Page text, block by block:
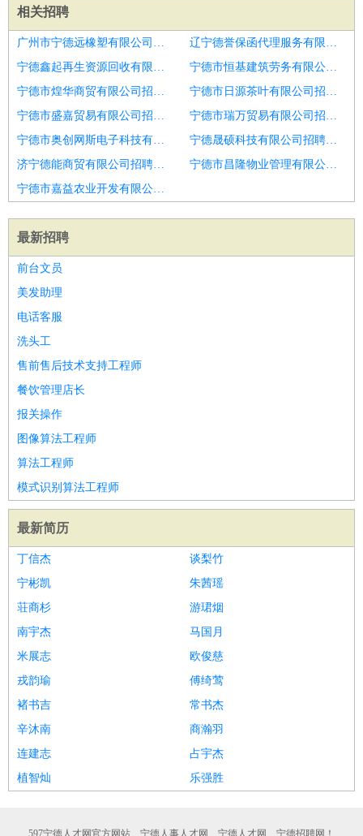
相关招聘
广州市宁德远橡塑有限公司招聘美发助理
辽宁德誉保函代理服务有限公司招聘美发助理
宁德鑫起再生资源回收有限公司招聘美发助理
宁德市恒基建筑劳务有限公司招聘美发助理
宁德市煌华商贸有限公司招聘美发助理
宁德市日源茶叶有限公司招聘美发助理
宁德市盛嘉贸易有限公司招聘美发助理
宁德市瑞万贸易有限公司招聘美发助理
宁德市奥创网斯电子科技有限公司招聘美发助理
宁德晟硕科技有限公司招聘美发助理
济宁德能商贸有限公司招聘招美发助理学徒
宁德市昌隆物业管理有限公司招聘美发助理
宁德市嘉益农业开发有限公司招聘美发助理
最新招聘
前台文员
美发助理
电话客服
洗头工
售前售后技术支持工程师
餐饮管理店长
报关操作
图像算法工程师
算法工程师
模式识别算法工程师
最新简历
丁信杰
谈梨竹
宁彬凯
朱茜瑶
荘商杉
游珺烟
南宇杰
马国月
米展志
欧俊慈
戎韵瑜
傅绮莺
褚书吉
常书杰
辛沐南
商瀚羽
连建志
占宇杰
植智灿
乐强胜
597宁德人才网官方网站、宁德人事人才网、宁德人才网、宁德招聘网！